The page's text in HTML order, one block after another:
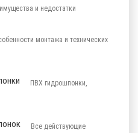
и недостатки
монтажа и технических
ПВХ гидрошпонки,
Все действующие